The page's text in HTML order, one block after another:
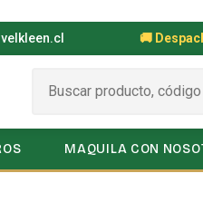
🚚
MAQUILA CON